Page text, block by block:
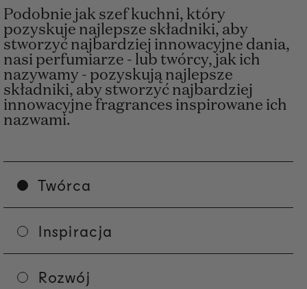
Podobnie jak szef kuchni, który
pozyskuje najlepsze składniki, aby
stworzyć najbardziej innowacyjne dania,
nasi perfumiarze - lub twórcy, jak ich
nazywamy - pozyskują najlepsze
składniki, aby stworzyć najbardziej
innowacyjne fragrances inspirowane ich
nazwami.
Twórca
Inspiracja
Rozwój